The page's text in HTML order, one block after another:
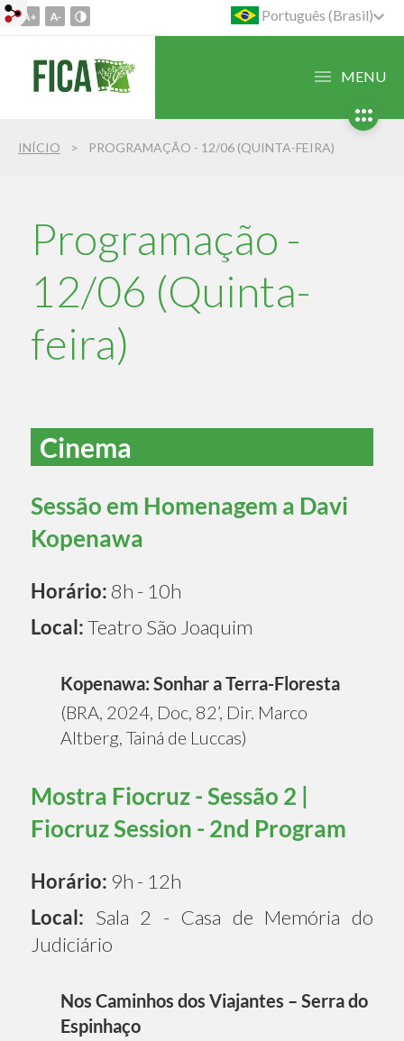
Ir
conteúdo
para
para
busca
Português (Brasil)
MENU
INÍCIO PROGRAMAÇÃO - 12/06 (QUINTA-FEIRA)
Programação -
12/06 (Quinta-
feira)
Cinema
Sessão em Homenagem a Davi
Kopenawa
Horário: 8h - 10h
Local:Teatro São Joaquim
Kopenawa: Sonhar a Terra-Floresta
(BRA, 2024, Doc, 82’, Dir. Marco
Altberg, Tainá de Luccas)
Mostra Fiocruz - Sessão 2 |
Fiocruz Session - 2nd Program
Horário: 9h - 12h
Local: Sala 2 - Casa de Memória do
Judiciário
Nos Caminhos dos Viajantes – Serra do
Espinhaço